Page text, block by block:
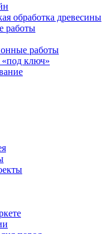
обработка древесины
работы
работы
ключ»